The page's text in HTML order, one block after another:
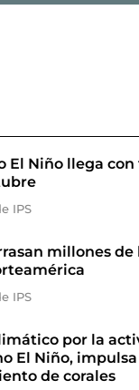
El Niño llega
IPS
millones de
IPS
por la
El Niño, impulsa
de corales